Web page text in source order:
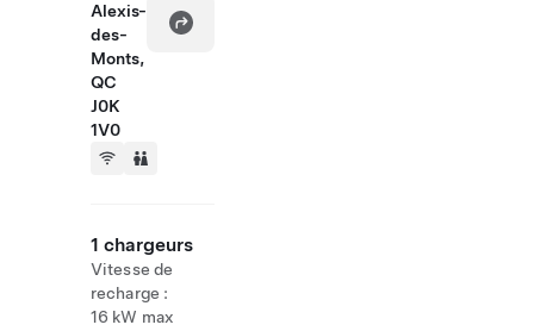
Alexis-
des-
Monts,
QC
J0K
1V0
1 chargeurs
Vitesse de
recharge :
16 kW max